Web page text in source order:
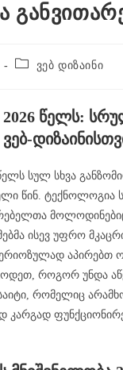
ვებ დიზაინი
2026 წელს:
სულ სხვა
წინ. ტექნოლოგია
ისევ უფრო
აპირებთ
როგორ უნდა
რომელიც
კარგად